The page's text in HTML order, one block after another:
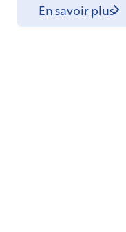
En savoir plus